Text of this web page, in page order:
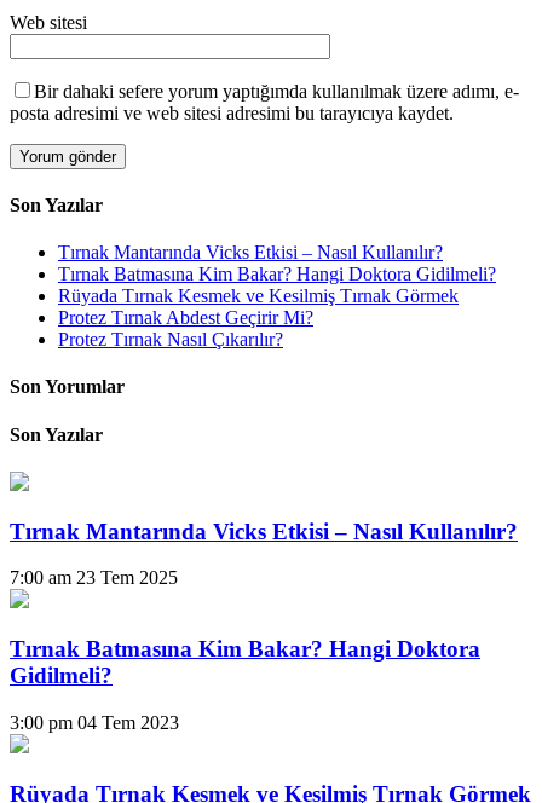
Web sitesi
Bir dahaki sefere yorum yaptığımda kullanılmak üzere adımı, e-
posta adresimi ve web sitesi adresimi bu tarayıcıya kaydet.
Son Yazılar
Tırnak Mantarında Vicks Etkisi – Nasıl Kullanılır?
Tırnak Batmasına Kim Bakar? Hangi Doktora Gidilmeli?
Rüyada Tırnak Kesmek ve Kesilmiş Tırnak Görmek
Protez Tırnak Abdest Geçirir Mi?
Protez Tırnak Nasıl Çıkarılır?
Son Yorumlar
Son Yazılar
Tırnak Mantarında Vicks Etkisi – Nasıl Kullanılır?
7:00 am 23 Tem 2025
Tırnak Batmasına Kim Bakar? Hangi Doktora
Gidilmeli?
3:00 pm 04 Tem 2023
Rüyada Tırnak Kesmek ve Kesilmiş Tırnak Görmek